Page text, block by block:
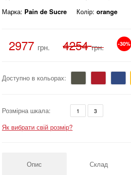
Марка: Pain de Sucre Колір: orange
2977 грн. 4254 грн. -30%
Доступно в кольорах:
Розмірна шкала: 1 3
Як вибрати свій розмір?
Опис Склад